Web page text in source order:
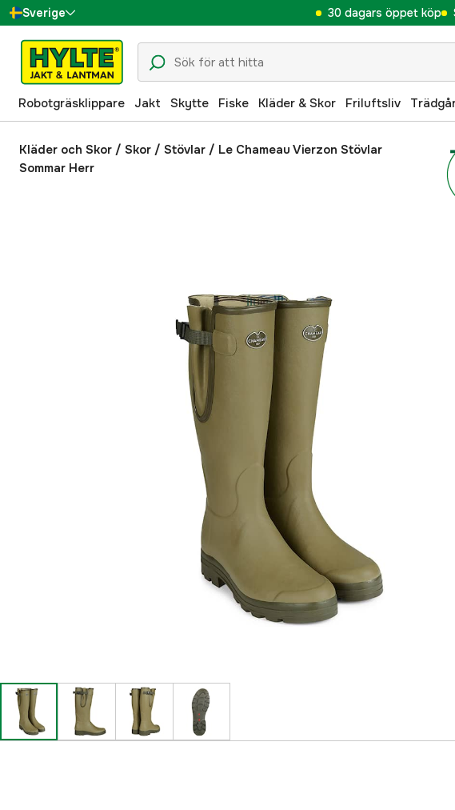
Sverige
Danmark
Suomi
Norge
Deutschland
30 dagars öppet köp
Robotgräsklippare Jakt Skytte Fiske Kläder & Skor Friluftsliv
Kläder och Skor / Skor / Stövlar / Le Chameau Vierzon Stövlar
Sommar Herr